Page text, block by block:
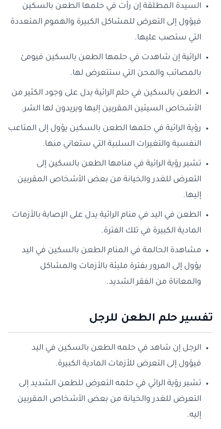
السيدة المطلقة إن رأت في حلمها الطعن بالسكين
فيؤول إلى التعرض للمشاكل الكبيرة والهموم المتعددة
التي ستصب عليها.
الرائية إن شاهدت في حلمها الطعن بالسكين فيومئ
بالمصائب والمحن التي ستتعرض لها.
الطعن بالسكين في حلم الرائية يدل على وجود الكثير من
الأشخاص السيئين المقربين إليها ويريدون لها الشر.
رؤية الرائية في حلمها الطعن بالسكين يؤول إلى المتاعب
النفسية والتغيرات السلبية التي ستعاني منها.
تشير رؤية الرائية في منامها الطعن بالسكين إلى
التعرض للغدر والخيانة من بعض الأشخاص المقربين
إليها.
الطعن في اليد في منام الرائية يدل على الإصابة بالأزمات
المادية الكبيرة في تلك الفترة.
مشاهدة الحالمة في المنام الطعن بالسكين في اليد
يؤول إلى المرور بفترة مليئة بالأزمات والمشاكل
والمعاناة من الفقر الشديد.
تفسير حلم الطعن للرجل
الرجل إن شاهد في حلمه الطعن بالسكين في اليد
فيؤول إلى التعرض للأزمات المادية الكبيرة.
تشير رؤية الرائي في حلمه التعرض للطعن الشديد إلى
التعرض للغدر والخيانة من بعض الأشخاص المقربين
إليه.